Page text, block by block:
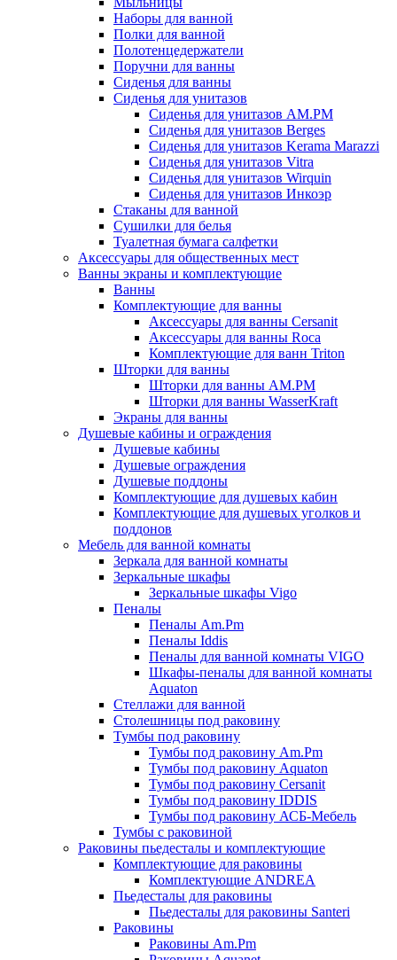
Наборы для ванной
Полки для ванной
Полотенцедержатели
Поручни для ванны
Сиденья для ванны
Сиденья для унитазов
Сиденья для унитазов AM.PM
Сиденья для унитазов Berges
Сиденья для унитазов Kerama Marazzi
Сиденья для унитазов Vitra
Сиденья для унитазов Wirquin
Сиденья для унитазов Инкоэр
Стаканы для ванной
Сушилки для белья
Туалетная бумага салфетки
Аксессуары для общественных мест
Ванны экраны и комплектующие
Ванны
Комплектующие для ванны
Аксессуары для ванны Cersanit
Аксессуары для ванны Roca
Комплектующие для ванн Triton
Шторки для ванны
Шторки для ванны AM.PM
Шторки для ванны WasserKraft
Экраны для ванны
Душевые кабины и ограждения
Душевые кабины
Душевые ограждения
Душевые поддоны
Комплектующие для душевых кабин
Комплектующие для душевых уголков и
поддонов
Мебель для ванной комнаты
Зеркала для ванной комнаты
Зеркальные шкафы
Зеркальные шкафы Vigo
Пеналы
Пеналы Am.Pm
Пеналы Iddis
Пеналы для ванной комнаты VIGO
Шкафы-пеналы для ванной комнаты
Aquaton
Стеллажи для ванной
Столешницы под раковину
Тумбы под раковину
Тумбы под раковину Am.Pm
Тумбы под раковину Aquaton
Тумбы под раковину Cersanit
Тумбы под раковину IDDIS
Тумбы под раковину АСБ-Мебель
Тумбы с раковиной
Раковины пьедесталы и комплектующие
Комплектующие для раковины
Комплектующие ANDREA
Пьедесталы для раковины
Пьедесталы для раковины Santeri
Раковины
Раковины Am.Pm